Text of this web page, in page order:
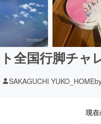
全国行脚チャ
SAKAGUCHI
現